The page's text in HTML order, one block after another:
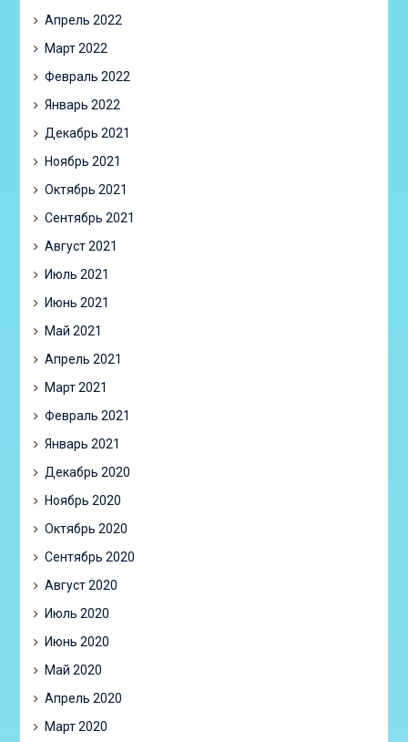
Апрель 2022
Март 2022
Февраль 2022
Январь 2022
Декабрь 2021
Ноябрь 2021
Октябрь 2021
Сентябрь 2021
Август 2021
Июль 2021
Июнь 2021
Май 2021
Апрель 2021
Март 2021
Февраль 2021
Январь 2021
Декабрь 2020
Ноябрь 2020
Октябрь 2020
Сентябрь 2020
Август 2020
Июль 2020
Июнь 2020
Май 2020
Апрель 2020
Март 2020